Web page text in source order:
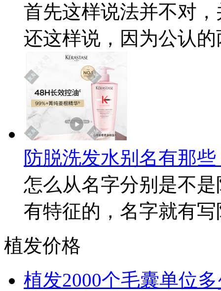
首先这样说法并不对
还这样说，因为公认
防脱洗发水别名有那
怎么从名字分别是不
有特征的，名字就有
植发价格
植发2000个毛囊单位